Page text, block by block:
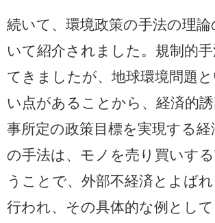
続いて、環境政策の手法の理
いて紹介されました。規制的
てきましたが、地球環境問題
い点があることから、経済的
事所定の政策目標を実現する
の手法は、モノを売り買いす
うことで、外部不経済とよば
行われ、その具体的な例とし